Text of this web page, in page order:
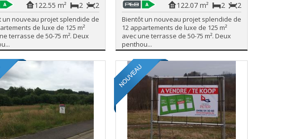
2
2
122.55 m²
un nouveau projet splendide de
de luxe de 125 m²
terrasse de 50-75 m². Deux
2
2
122.07 m²
Bientôt un nouveau projet splendide de
12 appartements de luxe de 125 m²
avec une terrasse de 50-75 m². Deux
penthou...